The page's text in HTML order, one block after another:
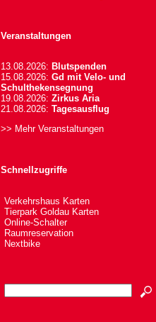
Veranstaltungen
13.08.2026: Blutspenden
15.08.2026: Gd mit Velo- und
Schulthekensegnung
19.08.2026: Zirkus Aria
21.08.2026: Tagesausflug
>> Mehr Veranstaltungen
Schnellzugriffe
Verkehrshaus Karten
Tierpark Goldau Karten
Online-Schalter
Raumreservation
Nextbike